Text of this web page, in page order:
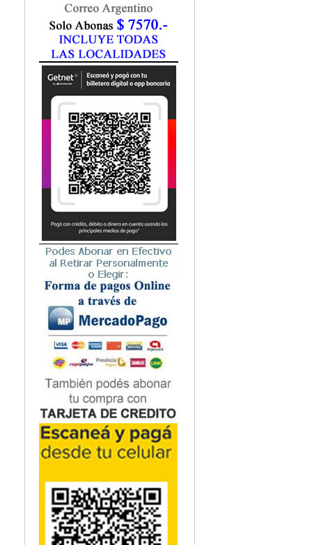
Geriatría
Ginecología / Obstetricia
Hematología
Histología
Homeopatía
Infectología
Inmunología
Instrumentación Quirurgica
Medicina del Deporte / Rehabilitación
Medicina Emergencias / Urgencias
Medicina Forense / Legal
Medicina General
Medicina Interna
Microbiología
Nefrología
Neonatología / Pediatría
Neumología
Neuroanatomía / Neurociencia
Neurocirugía
Neurología
Nutrición
Odontología
Oftalmología
Oncología / Cuidados Paliativos
Ortopedía / Traumatología
Osteopatía
Otorrinolaringología
Podología
Psicología
Psiquiatría
Química